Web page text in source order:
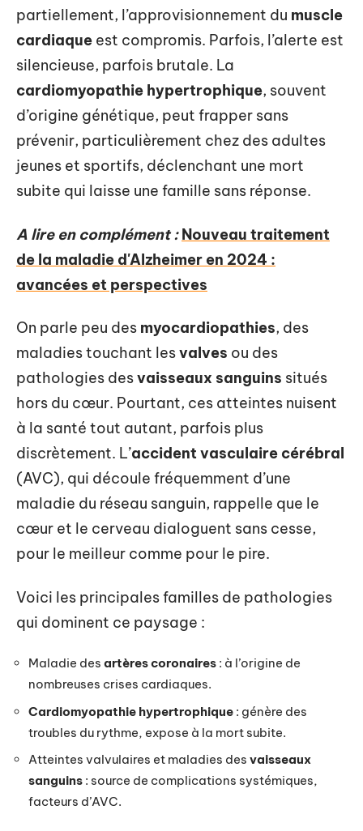
partiellement, l’approvisionnement du muscle
cardiaque est compromis. Parfois, l’alerte est
silencieuse, parfois brutale. La
cardiomyopathie hypertrophique, souvent
d’origine génétique, peut frapper sans
prévenir, particulièrement chez des adultes
jeunes et sportifs, déclenchant une mort
subite qui laisse une famille sans réponse.
A lire en complément : Nouveau traitement
de la maladie d'Alzheimer en 2024 :
avancées et perspectives
On parle peu des myocardiopathies, des
maladies touchant lesvalves ou des
pathologies desvaisseaux sanguins situés
hors du cœur. Pourtant, ces atteintes nuisent
à la santé tout autant, parfois plus
discrètement. L’accident vasculaire cérébral
(AVC), qui découle fréquemment d’une
maladie du réseau sanguin, rappelle que le
cœur et le cerveau dialoguent sans cesse,
pour le meilleur comme pour le pire.
Voici les principales familles de pathologies
qui dominent ce paysage :
Maladie des artères coronaires : à l’origine de
nombreuses crises cardiaques.
Cardiomyopathie hypertrophique : génère des
troubles du rythme, expose à la mort subite.
Atteintes valvulaires et maladies des vaisseaux
sanguins : source de complications systémiques,
facteurs d’AVC.